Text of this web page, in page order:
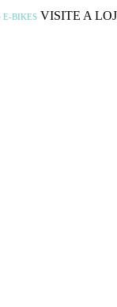
E-BIKES VISITE A